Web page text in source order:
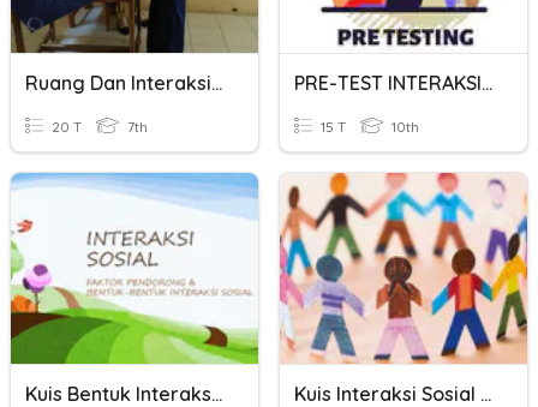
Ruang Dan Interaksi Antar Ruang
20 T 7th
PRE-TEST INTERAKSI SOSIAL
15 T 10th
Kuis Bentuk Interaksi Sosial Kuis Interaksi Sosial - 7D